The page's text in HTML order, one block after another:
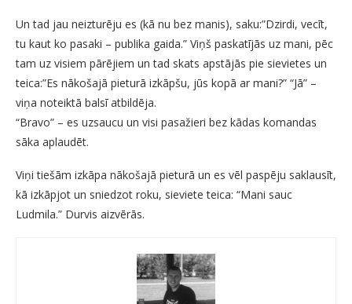
Un tad jau neizturēju es (kā nu bez manis), saku:”Dzirdi, vecīt,
tu kaut ko pasaki – publika gaida.” Viņš paskatījās uz mani, pēc
tam uz visiem pārējiem un tad skats apstājās pie sievietes un
teica:”Es nākošajā pieturā izkāpšu, jūs kopā ar mani?” “Jā” –
viņa noteiktā balsī atbildēja.
“Bravo” – es uzsaucu un visi pasažieri bez kādas komandas
sāka aplaudēt.
Viņi tiešām izkāpa nākošajā pieturā un es vēl paspēju saklausīt,
kā izkāpjot un sniedzot roku, sieviete teica: “Mani sauc
Ludmila.” Durvis aizvērās.